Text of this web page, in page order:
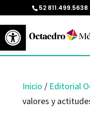
Abrir barra de
52 811.499.5638
Inicio / Editorial
valores y